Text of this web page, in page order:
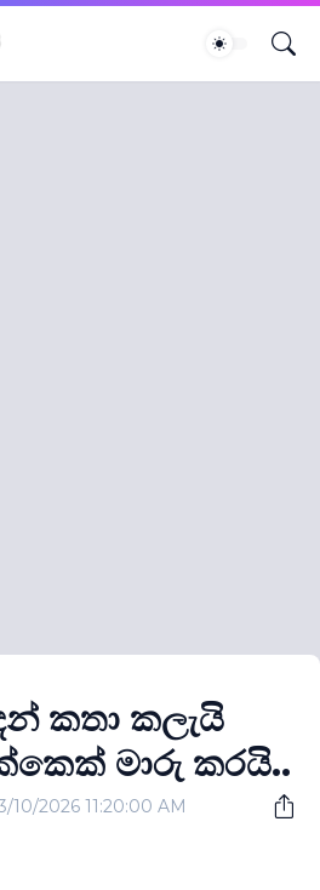
කතා කලැයි
මාරු කරයි..
10/2026 11:20:00 AM